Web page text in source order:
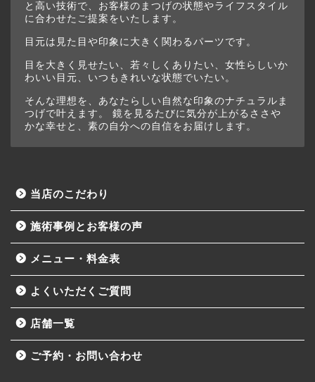
と高い技術で、お客様のまつげの状態やライフスタイル
に合わせたご提案をいたします。
目元は見た目や印象に大きく関わるパーツです。
目を大きく見せたい、若々しくありたい、女性らしいか
わいい目元、いつもきれいな状態でいたい。
そんな理想を、あなたらしい自然な印象のナチュラルま
つげで叶えます。 鏡を見るたびに気分が上がるささや
かな幸せと、素の自分への自信をお届けします。
当店のこだわり
施術事例とお客様の声
メニュー・料金表
よくいただくご質問
店舗一覧
ご予約・お問い合わせ